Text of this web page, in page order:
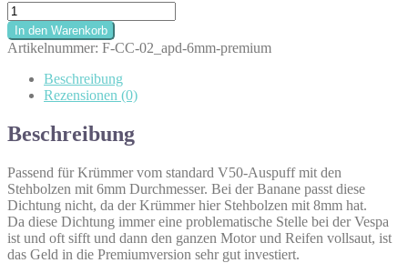
Auspuffdichtung
|
6mm
|
Premium
Menge
In den Warenkorb
Artikelnummer: F-CC-02_apd-6mm-premium
Beschreibung
Rezensionen (0)
Beschreibung
Passend für Krümmer vom standard V50-Auspuff mit den
Stehbolzen mit 6mm Durchmesser. Bei der Banane passt diese
Dichtung nicht, da der Krümmer hier Stehbolzen mit 8mm hat.
Da diese Dichtung immer eine problematische Stelle bei der Vespa
ist und oft sifft und dann den ganzen Motor und Reifen vollsaut, ist
das Geld in die Premiumversion sehr gut investiert.